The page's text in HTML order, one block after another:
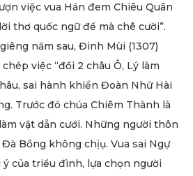
việc vua Hán đem Chiêu Quân
thơ quốc ngữ để mà chê cười”.
năm sau, Đinh Mùi (1307)
việc “đổi 2 châu Ô, Lý làm
sai hành khiển Đoàn Nhữ Hài
Trước đó chúa Chiêm Thành là
vật dẫn cưới. Những người thôn
Đà Bồng không chịụ. Vua sai Ngự
của triều đình, lựa chọn người